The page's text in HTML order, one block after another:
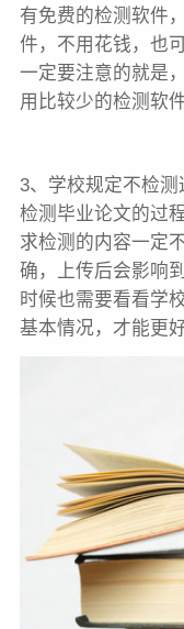
有免费的检测软件
件，不用花钱，也
一定要注意的就是
用比较少的检测软
3、学校规定不检测
检测毕业论文的过
求检测的内容一定
确，上传后会影响
时候也需要看看学
基本情况，才能更